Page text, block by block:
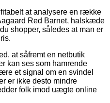
at analysere en række
Red Barnet, halskæde
shopper, således at man er
at såfremt en netbutik
kan ses som hamrende
et signal om en svindel
er ikke desto mindre
folk imod uægte online